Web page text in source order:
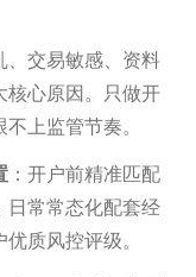
、交易敏感、资料
核心原因。只做开
上监管节奏。
：开户前精准匹配
日常常态化配套经
质风控评级。